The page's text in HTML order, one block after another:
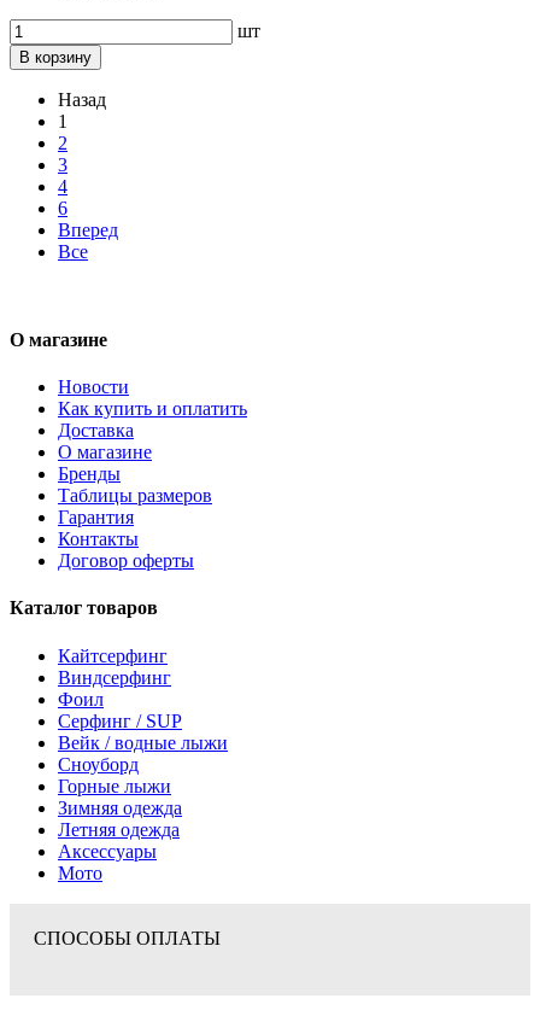
шт
В корзину
Назад
1
2
3
4
6
Вперед
Все
О магазине
Новости
Как купить и оплатить
Доставка
О магазине
Бренды
Таблицы размеров
Гарантия
Контакты
Договор оферты
Каталог товаров
Кайтсерфинг
Виндсерфинг
Фоил
Серфинг / SUP
Вейк / водные лыжи
Сноуборд
Горные лыжи
Зимняя одежда
Летняя одежда
Аксессуары
Мото
СПОСОБЫ ОПЛАТЫ